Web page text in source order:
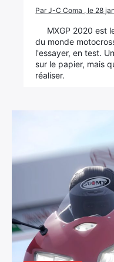
Par J-C Coma , le 28
MXGP 2020 est
du monde
l'essayer, en test.
sur le papier, mais
réaliser.